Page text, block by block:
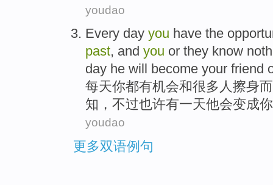
youdao
Every day you have the
past, and you or they know
day he will become your friend
每天你都有机会和很多 人擦身而
知， 不过也许有一天他会变成你
youdao
更多双语例句